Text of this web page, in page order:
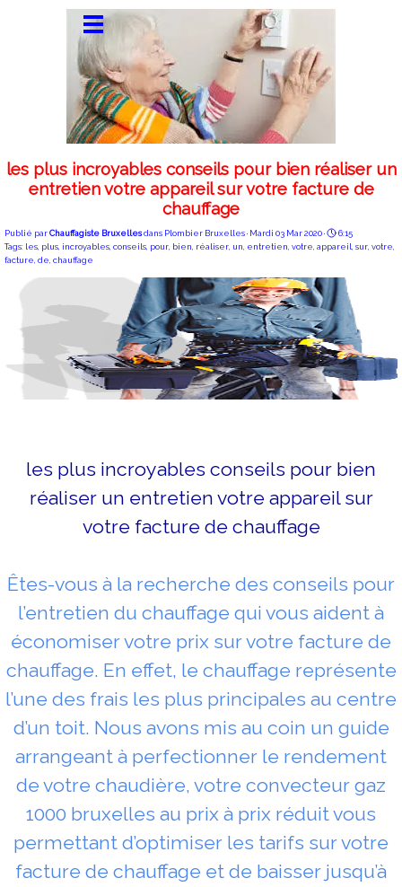
les plus incroyables conseils pour bien réaliser un
entretien votre appareil sur votre facture de
chauffage
Publié parChauffagiste Bruxellesdans Plombier Bruxelles· Mardi 03 Mar 2020 ·
6:15
Tags: les plus incroyables conseils pour bien réaliser un entretien votre appareil sur votre
facture de chauffage
les plus incroyables conseils pour bien
réaliser un entretien votre appareil sur
votre facture de chauffage
Êtes-vous à la recherche des conseils pour
l’entretien du chauffage qui vous aident à
économiser votre prix sur votre facture de
chauffage. En effet, le chauffage représente
l’une des frais les plus principales au centre
d’un toit. Nous avons mis au coin un guide
arrangeant à perfectionner le rendement
de votre chaudière, votre convecteur gaz
1000 bruxelles au prix à prix réduit vous
permettant d’optimiser les tarifs sur votre
facture de chauffage et de baisser jusqu’à